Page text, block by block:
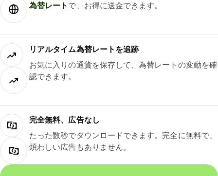
為替レート で、お得に送金できます。
リアルタイム為替レートを追跡
お気に入りの通貨を保存して、為替レートの変動を確
認できます。
完全無料、広告なし
たった数秒でダウンロードできます。完全に無料で、
煩わしい広告もありません。